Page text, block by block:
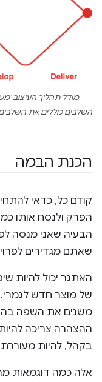
השלבים כוללים את
הכנת הבמה
קודם כל, כדאי
הפרק ולנסח אותו
הבעיה שאני מנסה
שאתם מגדירים
האתגר יכול להיות
של מוצר חדש
משנים את השפה
ההצהרה צריכה
בקהל, להיות
אלה כמה דוגמאות